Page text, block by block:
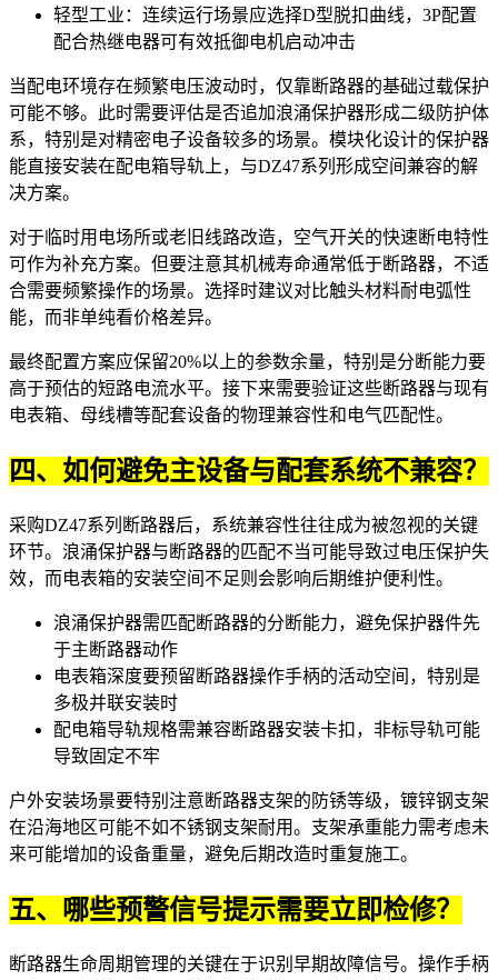
轻型工业：连续运行场景应选择D型脱扣曲线，3P配置
配合热继电器可有效抵御电机启动冲击
当配电环境存在频繁电压波动时，仅靠断路器的基础过载保护
可能不够。此时需要评估是否追加浪涌保护器形成二级防护体
系，特别是对精密电子设备较多的场景。模块化设计的保护器
能直接安装在配电箱导轨上，与DZ47系列形成空间兼容的解
决方案。
对于临时用电场所或老旧线路改造， 空气开关的快速断电特性
可作为补充方案。但要注意其机械寿命通常低于断路器，不适
合需要频繁操作的场景。选择时建议对比触头材料耐电弧性
能，而非单纯看价格差异。
最终配置方案应保留20%以上的参数余量，特别是分断能力要
高于预估的短路电流水平。接下来需要验证这些断路器与现有
电表箱、母线槽等配套设备的物理兼容性和电气匹配性。
四、如何避免主设备与配套系统不兼容？
采购DZ47系列断路器后，系统兼容性往往成为被忽视的关键
环节。浪涌保护器与断路器的匹配不当可能导致过电压保护失
效，而电表箱的安装空间不足则会影响后期维护便利性。
浪涌保护器需匹配断路器的分断能力，避免保护器件先
于主断路器动作
电表箱深度要预留断路器操作手柄的活动空间，特别是
多极并联安装时
配电箱导轨规格需兼容断路器安装卡扣，非标导轨可能
导致固定不牢
户外安装场景要特别注意断路器支架的防锈等级，镀锌钢支架
在沿海地区可能不如不锈钢支架耐用。支架承重能力需考虑未
来可能增加的设备重量，避免后期改造时重复施工。
五、哪些预警信号提示需要立即检修？
断路器生命周期管理的关键在于识别早期故障信号。操作手柄